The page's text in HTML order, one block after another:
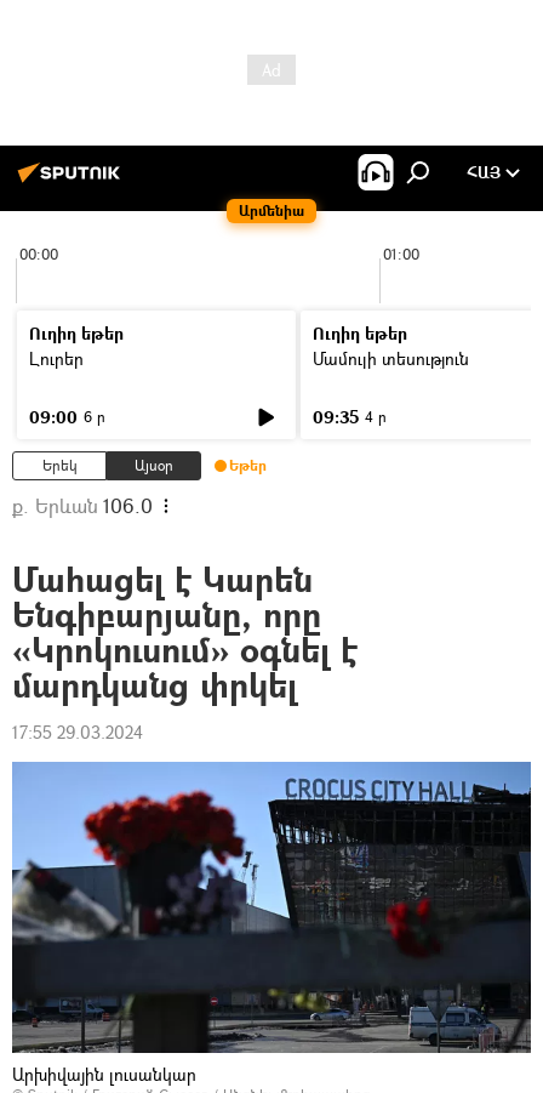
Արմենիա
ՀԱՅ
00:00 01:00
Ուղիղ եթեր
Լուրեր
09:00 6 ր
Ուղիղ եթեր
Մամուլի տեսություն
09:35 4 ր
Երեկ Այսօր Եթեր
ք. Երևան 106.0
Մահացել է Կարեն
Ենգիբարյանը, որը
«Կրոկուսում» օգնել է
մարդկանց փրկել
17:55 29.03.2024
Արխիվային լուսանկար